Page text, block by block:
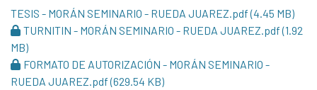
TESIS - MORÁN SEMINARIO - RUEDA JUAREZ.pdf(4.45 MB)
TURNITIN - MORÁN SEMINARIO - RUEDA JUAREZ.pdf(1.92
MB)
FORMATO DE AUTORIZACIÓN - MORÁN SEMINARIO -
RUEDA JUAREZ.pdf(629.54 KB)